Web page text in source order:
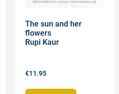
The sun and her
flowers
Rupi Kaur
€11.95